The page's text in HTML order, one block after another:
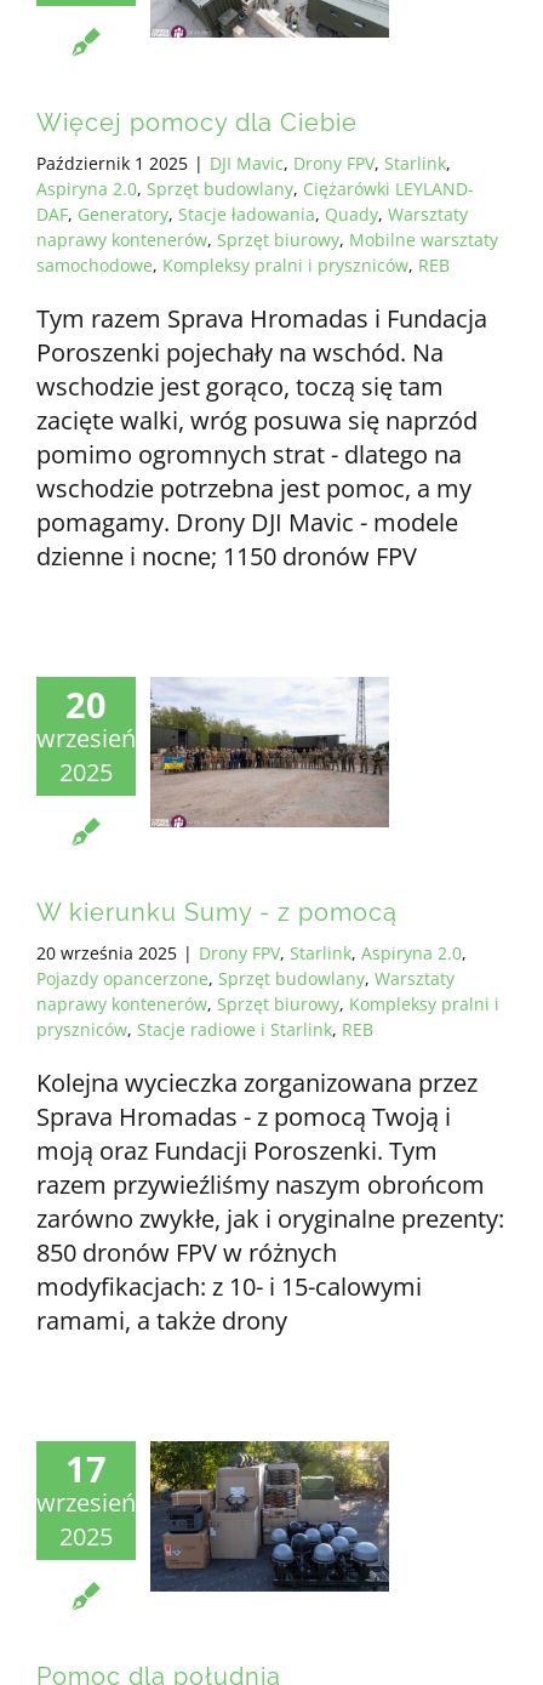
Więcej pomocy dla Ciebie
Październik 1 2025 | DJI Mavic, Drony FPV, Starlink,
Aspiryna 2.0, Sprzęt budowlany, Ciężarówki LEYLAND-
DAF, Generatory, Stacje ładowania, Quady, Warsztaty
naprawy kontenerów, Sprzęt biurowy, Mobilne warsztaty
samochodowe, Kompleksy pralni i pryszniców, REB
Tym razem Sprava Hromadas i Fundacja
Poroszenki pojechały na wschód. Na
wschodzie jest gorąco, toczą się tam
zacięte walki, wróg posuwa się naprzód
pomimo ogromnych strat - dlatego na
wschodzie potrzebna jest pomoc, a my
pomagamy. Drony DJI Mavic - modele
dzienne i nocne; 1150 dronów FPV
20
wrzesień
2025
W kierunku Sumy - z pomocą
20 września 2025 | Drony FPV, Starlink, Aspiryna 2.0,
Pojazdy opancerzone, Sprzęt budowlany, Warsztaty
naprawy kontenerów, Sprzęt biurowy, Kompleksy pralni i
pryszniców, Stacje radiowe i Starlink, REB
Kolejna wycieczka zorganizowana przez
Sprava Hromadas - z pomocą Twoją i
moją oraz Fundacji Poroszenki. Tym
razem przywieźliśmy naszym obrońcom
zarówno zwykłe, jak i oryginalne prezenty:
850 dronów FPV w różnych
modyfikacjach: z 10- i 15-calowymi
ramami, a także drony
17
wrzesień
2025
Pomoc dla południa